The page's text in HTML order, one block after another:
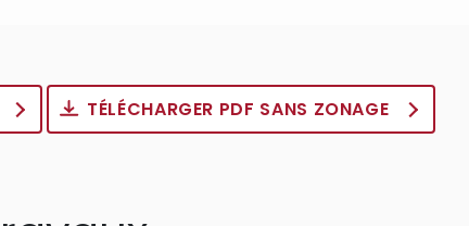
TÉLÉCHARGER PDF SANS ZONAGE